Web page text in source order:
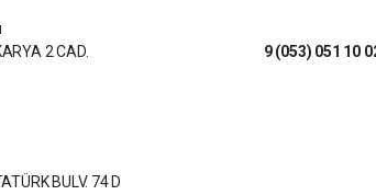
2 CAD.
9 (053) 051 10
BULV. 74 D